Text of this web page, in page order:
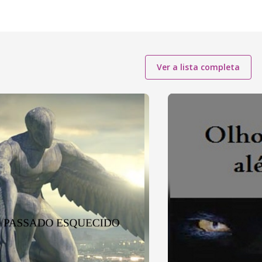
Ver a lista completa